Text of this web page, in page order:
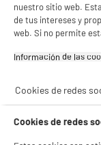
Características
Código del artículo
nuestro sitio web.
de tus intereses y
web. Si no permite
Información de las
Cookies de redes
Cookies de redes